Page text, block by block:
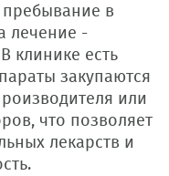
в
лечение -
клинике есть
закупаются
или
что позволяет
лекарств и